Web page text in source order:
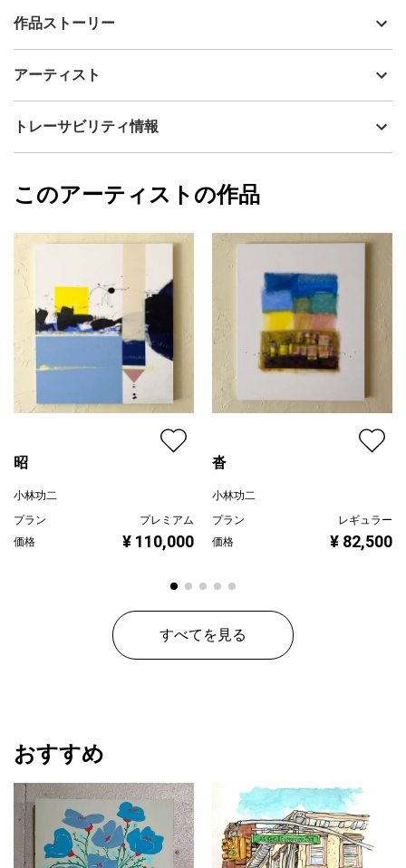
出品者
制作年
アクリル
カラー
ホワイト
二週間以内
作品ストーリー
を描こうと思っています。
そんな絵を描きたいです。
その向こうに広がる世界…。
イメージの旅。
Sep.26,2023
アーティスト
小林功二
フォローする
トレーサビリティ情報
小林功二
このアーティストの作品
昭
小林功二
プラン
プレミアム
価格
¥ 110,000
沓
小林功二
プラン
レギュラー
価格
¥ 82,500
すべてを見る
おすすめ